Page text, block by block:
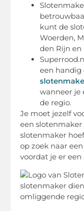
kunt de
Woerden,
den Rijn en
een
wanneer je
de regio.
Je moet jezelf
een
slotenmaker
op zoek naar
voordat je er